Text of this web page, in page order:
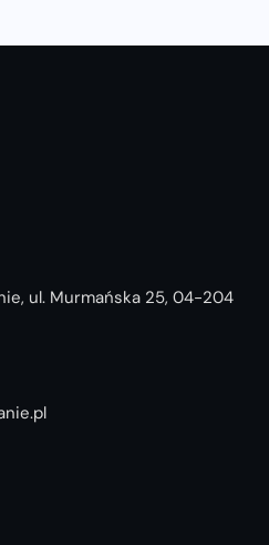
ul. Murmańska 25, 04-204